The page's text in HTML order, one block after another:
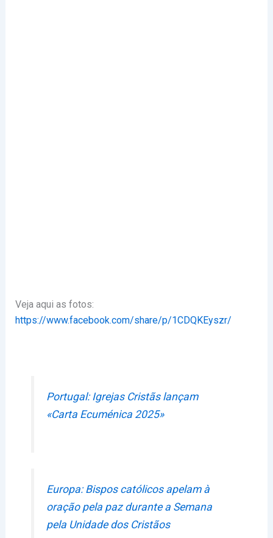
Veja aqui as fotos:
https://www.facebook.com/share/p/1CDQKEyszr/
Portugal: Igrejas Cristãs lançam
«Carta Ecuménica 2025»
Europa: Bispos católicos apelam à
oração pela paz durante a Semana
pela Unidade dos Cristãos